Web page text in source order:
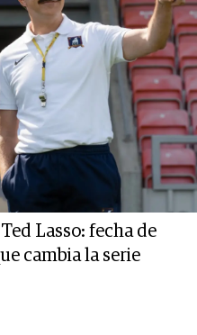
Lasso: fecha de
cambia la serie